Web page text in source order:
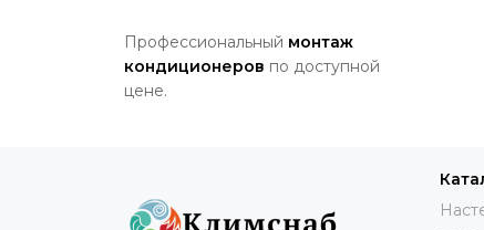
Профессиональный монтаж
кондиционеров по доступной
цене.